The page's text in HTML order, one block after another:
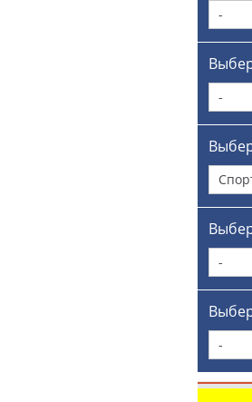
-
-
-
-